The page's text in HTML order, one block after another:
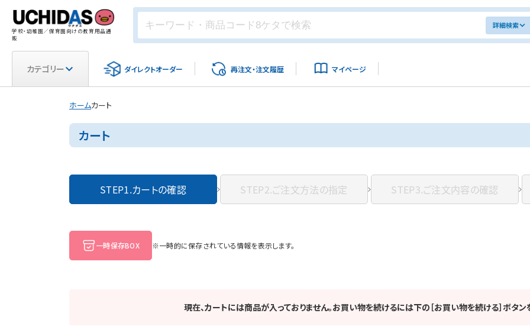
学校・幼稚園／保育園向けの教育用品通
販
詳細検索
カテゴリー ダイレクトオーダー 再注文・注文履歴 マイページ
ホームカート
カート
STEP1.カートの確認 STEP2.ご注文方法の指定 STEP3.ご注文内容の確認
一時保存BOX ※一時的に保存されている情報を表示します。
現在、カートには商品が入っておりません。お買い物を続けるには下の［お買い物を続ける］ボタン